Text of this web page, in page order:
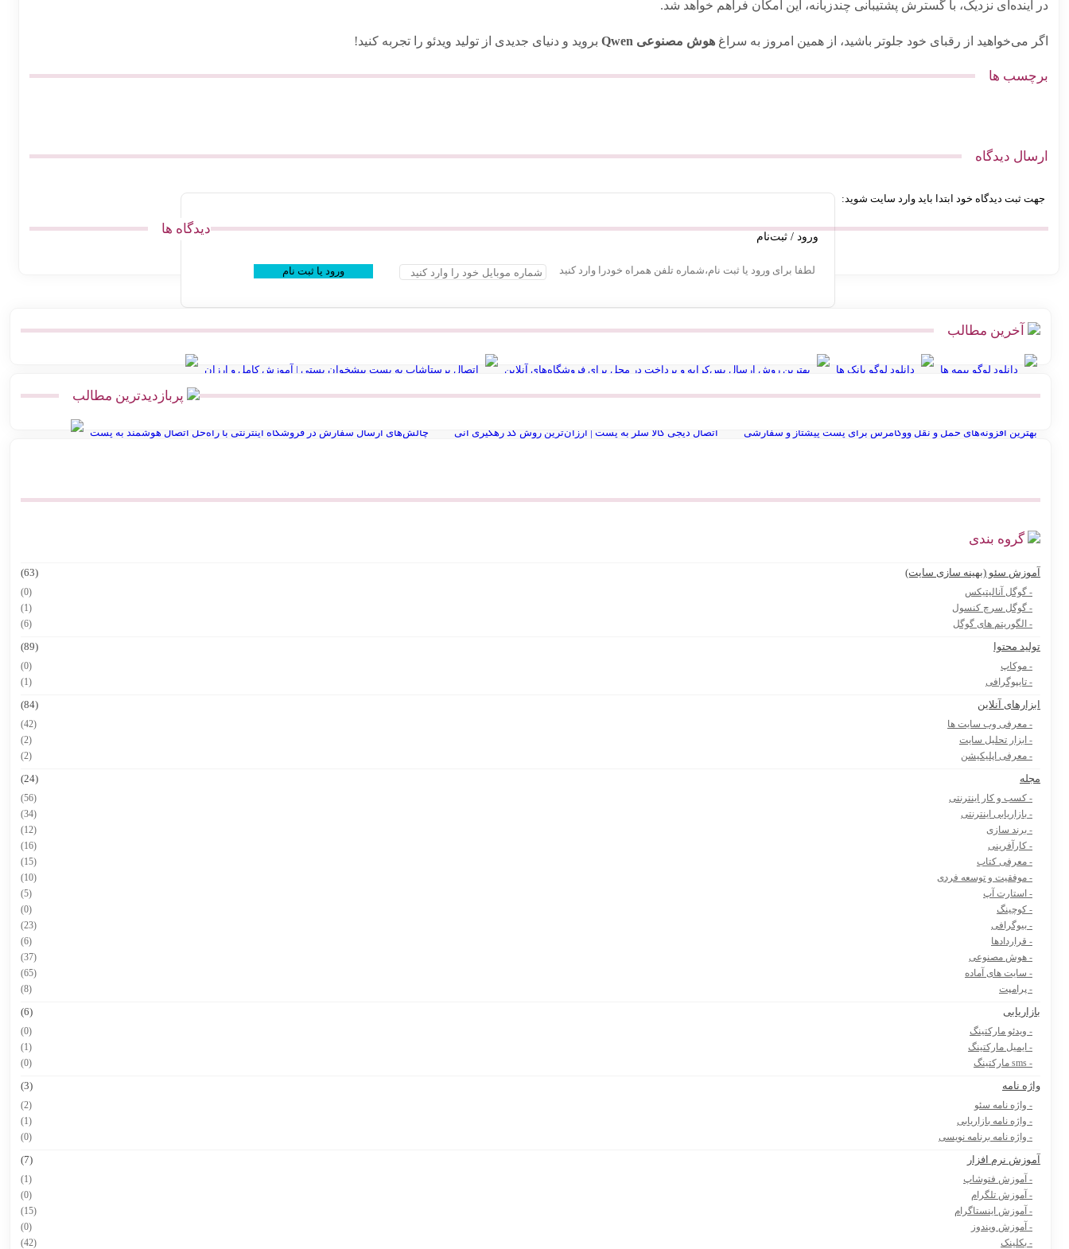
در آینده‌ای نزدیک، با گسترش پشتیبانی چندزبانه، این امکان فراهم خواهد شد.
اگر می‌خواهید از رقبای خود جلوتر باشید، از همین امروز به سراغ هوش مصنوعی Qwen بروید و دنیای جدیدی از تولید ویدئو را تجربه کنید!
برچسب ها
ارسال دیدگاه
جهت ثبت دیدگاه خود ابتدا باید وارد سایت شوید:
ورود / ثبت‌نام
لطفا برای ورود یا ثبت نام،شماره تلفن همراه خودرا وارد کنید ورود یا ثبت نام
دیدگاه ها
آخرین مطالب
دانلود لوگو بیمه ها دانلود لوگو بانک ها بهترین روش ارسال پس‌کرایه و پرداخت در محل برای فروشگاه‌های آنلاین اتصال پرستاشاپ به پست پیشخوان پستی | آموزش کامل و ارزان
پیشخوان پستی ووکامرس | چگونه کد رهگیری آنی بگیریم آموزش اتصال فروشگاه آنلاین به اداره پست بدون مراجعه حضوری صرفه‌جویی در هزینه ارسال پست | اتصال مستقیم گیت وی
بهترین افزونه‌های حمل و نقل ووکامرس برای پست پیشتاز و سفارشی اتصال دیجی کالا سلر به پست | ارزان‌ترین روش کد رهگیری آنی چالش‌های ارسال سفارش در فروشگاه اینترنتی با راه‌حل اتصال هوشمند به پست
پربازدیدترین مطالب
بهترین پرامپت های هوش مصنوعی برای تولیدکنندگان محتوا و آنلاین شاپ ها بیوگرافی دکتر جردن 8 سایت دانشجویی که باید حتماً داشته باشی
هوش مصنوعی Vidu.Studio
گروه بندی
آموزش سئو (بهینه سازی سایت) (63)
- گوگل آنالیتیکس
(0)
- گوگل سرچ کنسول
(1)
- الگوریتم های گوگل
(6)
تولید محتوا (89)
- موکاپ
(0)
- تایپوگرافی
(1)
ابزارهای آنلاین (84)
- معرفی وب سایت ها
(42)
- ابزار تحلیل سایت
(2)
- معرفی اپلیکیشن
(2)
مجله (24)
- کسب و کار اینترنتی
(56)
- بازاریابی اینترنتی
(34)
- برند سازی
(12)
- کارآفرینی
(16)
- معرفی کتاب
(15)
- موفقیت و توسعه فردی
(10)
- استارت آپ
(5)
- کوچینگ
(0)
- بیوگرافی
(23)
- قراردادها
(6)
- هوش مصنوعی
(37)
- سایت های آماده
(65)
- پرامپت
(8)
بازاریابی (6)
- ویدئو مارکتینگ
(0)
- ایمیل مارکتینگ
(1)
- sms مارکتینگ
(0)
واژه نامه (3)
- واژه نامه سئو
(2)
- واژه نامه بازاریابی
(1)
- واژه نامه برنامه نویسی
(0)
آموزش نرم افزار (7)
- آموزش فتوشاپ
(1)
- آموزش تلگرام
(0)
- آموزش اینستاگرام
(15)
- آموزش ویندوز
(0)
- بکلینک
(42)